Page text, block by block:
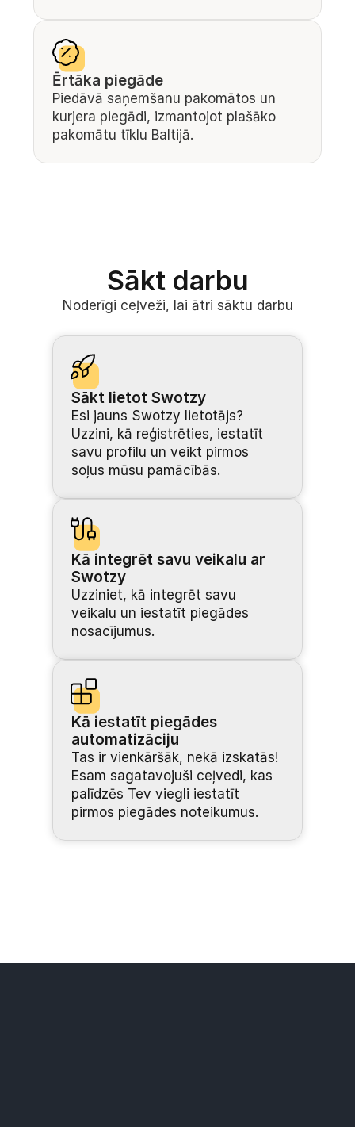
Ērtāka piegāde
Piedāvā saņemšanu pakomātos un
kurjera piegādi, izmantojot plašāko
pakomātu tīklu Baltijā.
Sākt darbu
Noderīgi ceļveži, lai ātri sāktu darbu
Sākt lietot Swotzy
Esi jauns Swotzy lietotājs?
Uzzini, kā reģistrēties, iestatīt
savu profilu un veikt pirmos
soļus mūsu pamācībās.
Kā integrēt savu veikalu ar
Swotzy
Uzziniet, kā integrēt savu
veikalu un iestatīt piegādes
nosacījumus.
Kā iestatīt piegādes
automatizāciju
Tas ir vienkāršāk, nekā izskatās!
Esam sagatavojuši ceļvedi, kas
palīdzēs Tev viegli iestatīt
pirmos piegādes noteikumus.